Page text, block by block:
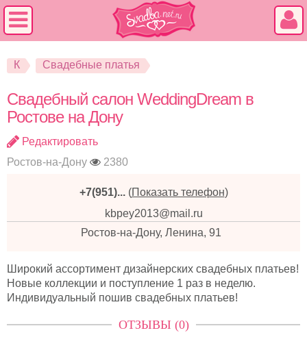
К Свадебные платья
Свадебный салон WeddingDream в
Ростове на Дону
Редактировать
Ростов-на-Дону
2380
+7(951)... (Показать телефон)
kbpey2013@mail.ru
Ростов-на-Дону, Ленина, 91
Широкий ассортимент дизайнерских свадебных платьев!
Новые коллекции и поступление 1 раз в неделю.
Индивидуальный пошив свадебных платьев!
ОТЗЫВЫ (0)